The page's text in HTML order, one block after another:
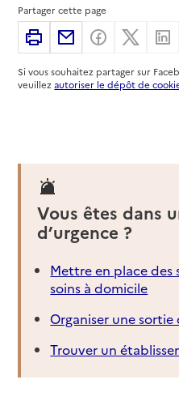
3230
Site internet
Rapport HAS
Source des données :
données locales / Premier
Mis à jour le : 13/02/2026
Partager cette page
ImprimerPartager par email
Partager sur
Si vous souhaitez partager sur
veuillezautoriser le dépôt de
Vous êtes dans
d’urgence ?
Mettre en place des
soins à domicile
Organiser une
Trouver un